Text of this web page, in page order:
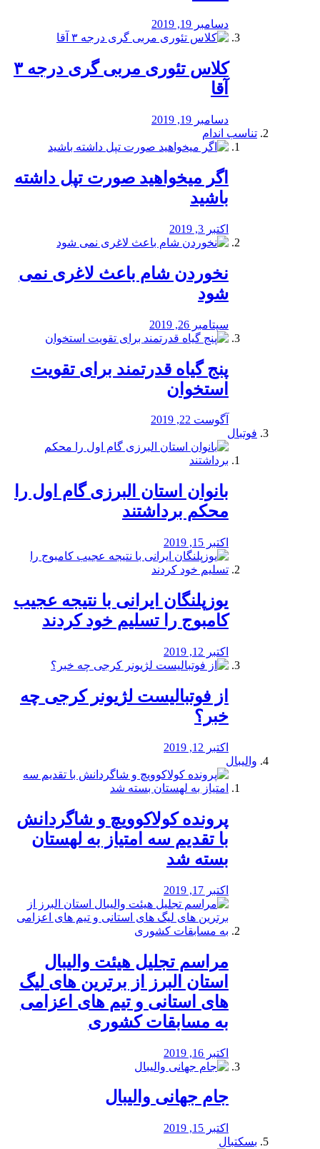
دسامبر 19, 2019
کلاس تئوری مربی گری درجه ۳
آقا
دسامبر 19, 2019
تناسب اندام
اگر میخواهید صورت تپل داشته
باشید
اکتبر 3, 2019
نخوردن شام باعث لاغری نمی
‌شود
سپتامبر 26, 2019
پنج گیاه قدرتمند برای تقویت
استخوان
آگوست 22, 2019
فوتبال
بانوان استان البرزی گام اول را
محكم برداشتند
اکتبر 15, 2019
یوزپلنگان ایرانی با نتیجه عجیب
کامبوج را تسلیم خود کردند
اکتبر 12, 2019
از فوتبالیست لژیونر کرجی چه
خبر؟
اکتبر 12, 2019
والیبال
پرونده کولاکوویچ و شاگردانش
با تقدیم سه امتیاز به لهستان
بسته شد
اکتبر 17, 2019
مراسم تجلیل هیئت والیبال
استان البرز از برترین های لیگ
های استانی و تیم های اعزامی
به مسابقات کشوری
اکتبر 16, 2019
جام جهانی والیبال
اکتبر 15, 2019
بسکتبال